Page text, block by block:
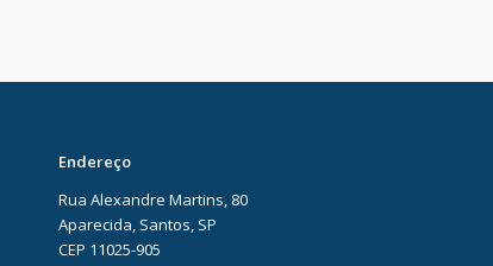
Endereço
Rua Alexandre Martins, 80
Aparecida, Santos, SP
CEP 11025-905